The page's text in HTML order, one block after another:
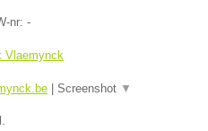
nr: -
Vlaemynck
Screenshot ▼